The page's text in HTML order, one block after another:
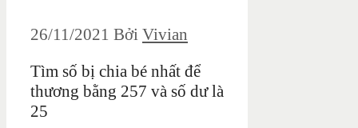
26/11/2021 Bởi Vivian
Tìm số bị chia bé nhất để
thương bằng 257 và số dư là
25